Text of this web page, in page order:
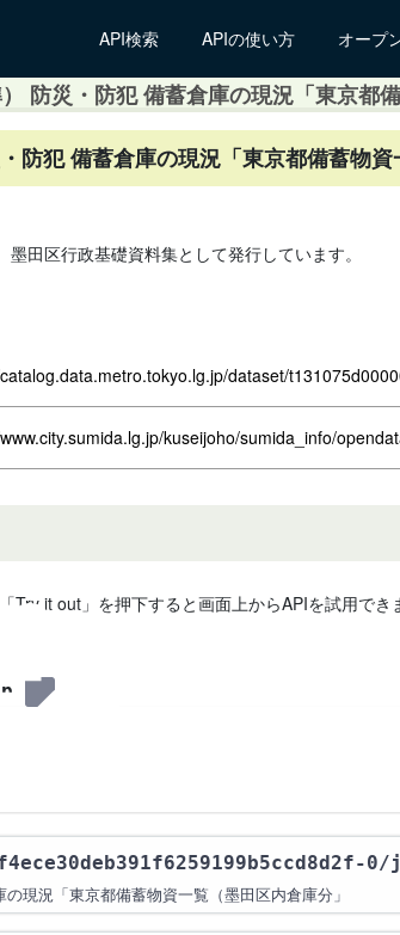
API検索 APIの使い方 オープ
防災・防犯 備蓄倉庫の現況「東京都
犯 備蓄倉庫の現況「東京都備蓄物資
田区行政基礎資料集として発行しています。
dataset/
kuseijoho/sumida_info/
Try it out」を押下すると画面上からAPIを試用で
0/
現況「東京都備蓄物資一覧（墨田区内倉庫分」